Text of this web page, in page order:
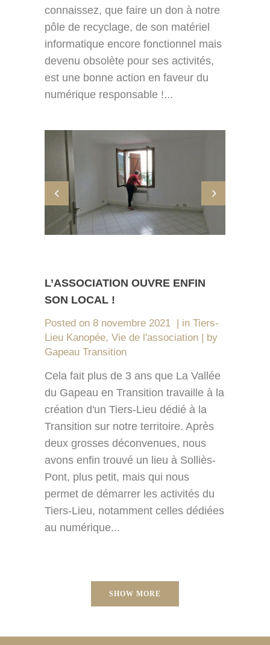
connaissez, que faire un don à notre
pôle de recyclage, de son matériel
informatique encore fonctionnel mais
devenu obsolète pour ses activités,
est une bonne action en faveur du
numérique responsable !...
L’ASSOCIATION OUVRE ENFIN
SON LOCAL !
Posted on 8 novembre 2021 in Tiers-
Lieu Kanopée, Vie de l'association
by
Gapeau Transition
Cela fait plus de 3 ans que La Vallée
du Gapeau en Transition travaille à la
création d'un Tiers-Lieu dédié à la
Transition sur notre territoire. Après
deux grosses déconvenues, nous
avons enfin trouvé un lieu à Solliès-
Pont, plus petit, mais qui nous
permet de démarrer les activités du
Tiers-Lieu, notamment celles dédiées
au numérique...
SHOW MORE